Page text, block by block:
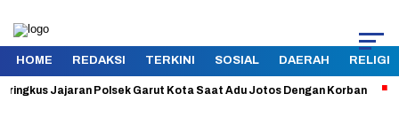
HOME REDAKSI TERKINI SOSIAL DAERAH RELIGI
Jajaran Polsek Garut Kota Saat Adu Jotos Dengan Korban